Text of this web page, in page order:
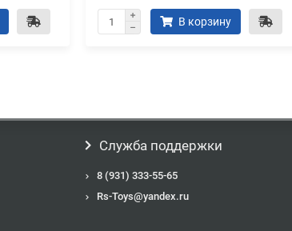
В корзину
Служба поддержки
8 (931) 333-55-65
Rs-Toys@yandex.ru